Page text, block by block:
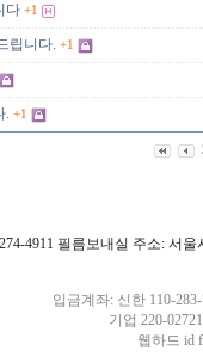
다 +1
립니다. +1
. +1
4911 필름보내실 주소: 서
입금계좌: 신한 110-
기업 220-
웹하드 id